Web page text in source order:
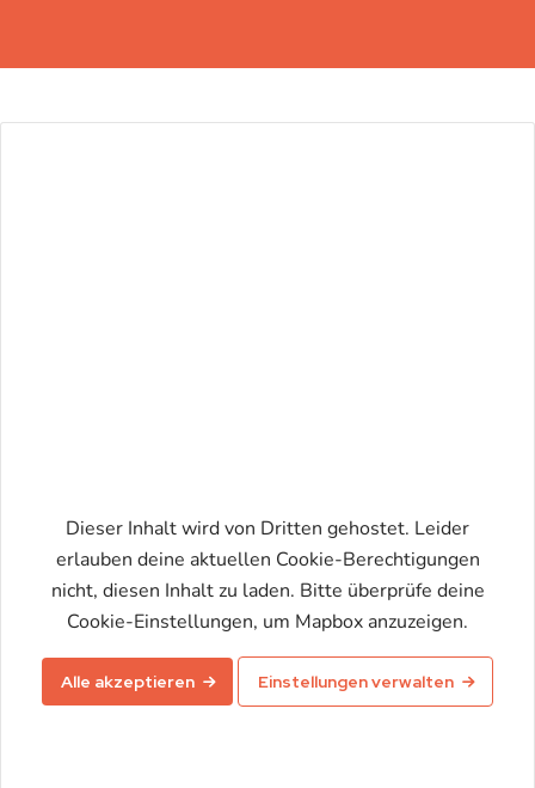
Dieser Inhalt wird von Dritten gehostet. Leider
erlauben deine aktuellen Cookie-Berechtigungen
nicht, diesen Inhalt zu laden. Bitte überprüfe deine
Cookie-Einstellungen, um Mapbox anzuzeigen.
Alle akzeptieren Einstellungen verwalten
Karte aktivieren